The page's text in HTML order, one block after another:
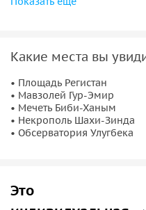
Биби-Ханым, построенную
Афросиаб, где рождалась
Погружение в культуру
Я расскажу отайнах,
стенами медресе и
Эта экскурсия — не просто
вечности. Почувствуйте
Какие места вы
• Площадь Регистан
• Мавзолей Гур-Эмир
• Мечеть Биби-Ханым
• Некрополь Шахи-Зинда
• Обсерватория Улугбека
Это